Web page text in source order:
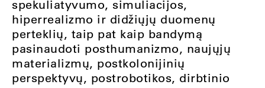
spekuliatyvumo, simuliacijos,
hiperrealizmo ir didžiųjų duomenų
perteklių, taip pat kaip bandymą
pasinaudoti posthumanizmo, naujųjų
materializmų, postkolonijinių
perspektyvų, postrobotikos, dirbtinio